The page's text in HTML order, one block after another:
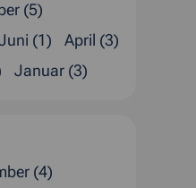
(5)
(1)
April (3)
Januar (3)
(4)